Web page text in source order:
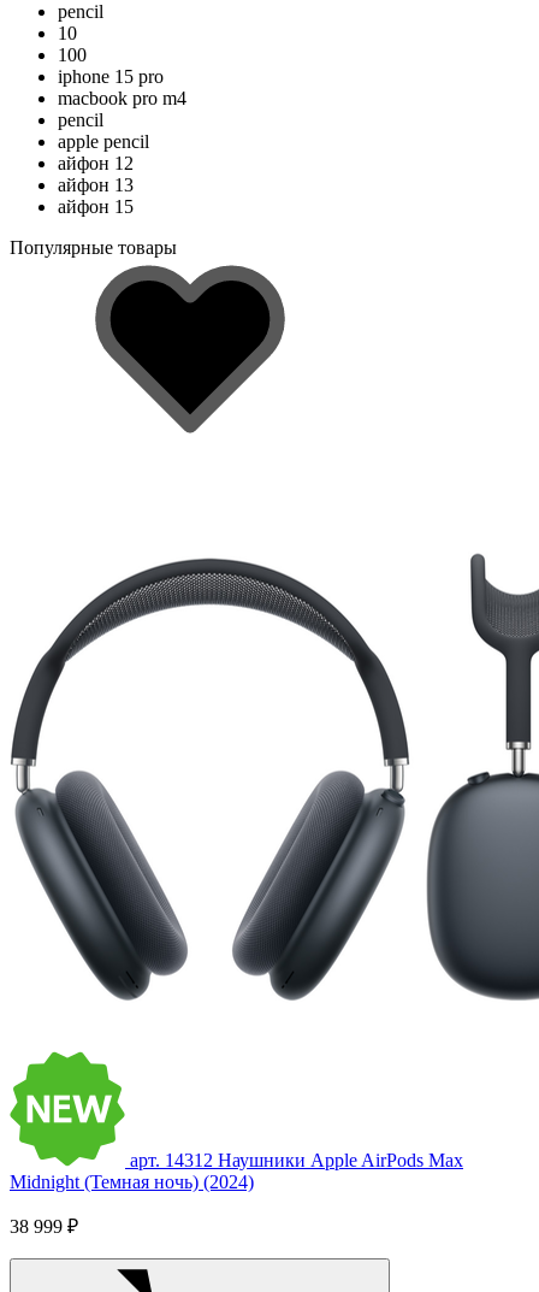
pencil
10
100
iphone 15 pro
macbook pro m4
pencil
apple pencil
айфон 12
айфон 13
айфон 15
Популярные товары
арт. 14312 Наушники Apple AirPods Max
Midnight (Темная ночь) (2024)
38 999 ₽